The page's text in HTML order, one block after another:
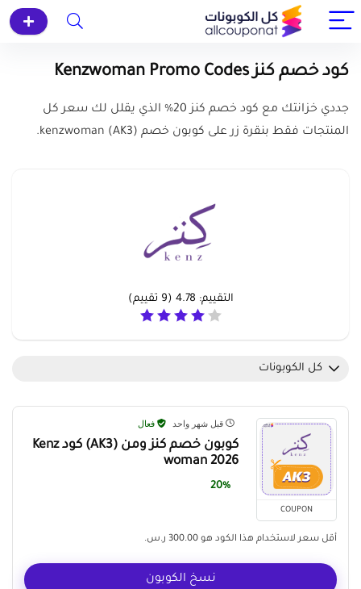
كود خصم كنز Kenzwoman Promo Codes
جددي خزانتك مع كود خصم كنز 20% الذي يقلل لك سعر كل
المنتجات فقط بنقرة زر على كوبون خصم (AK3
) kenzwoman.
التقييم: 4.78
(
9 تقييم)
كل الكوبونات
COUPON
قبل شهر واحد فعال
كوبون خصم كنز ومن (AK3) كود Kenz
woman 2026
20%
أقل سعر لاستخدام هذا الكود هو 300.00 ر.س.
نسخ الكوبون